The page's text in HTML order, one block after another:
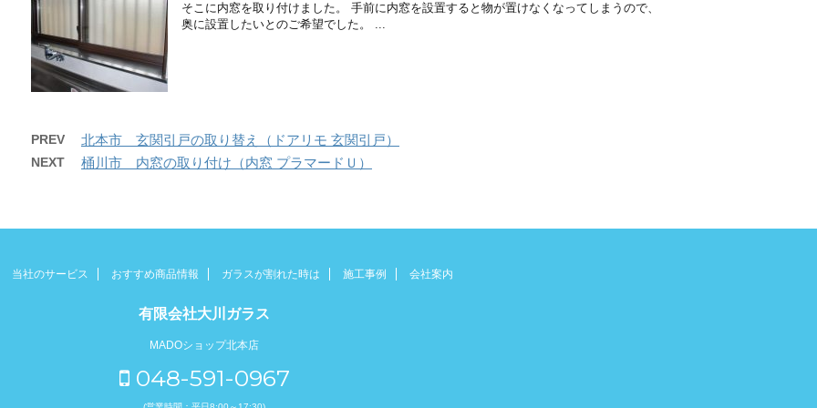
そこに内窓を取り付けました。 手前に内窓を設置すると物が置けなくなってしまうので、
奥に設置したいとのご希望でした。 ...
PREV 北本市 玄関引戸の取り替え（ドアリモ 玄関引戸）
NEXT 桶川市 内窓の取り付け（内窓 プラマードＵ）
当社のサービス おすすめ商品情報 ガラスが割れた時は 施工事例 会社案内
有限会社大川ガラス
MADOショップ北本店
048-591-0967